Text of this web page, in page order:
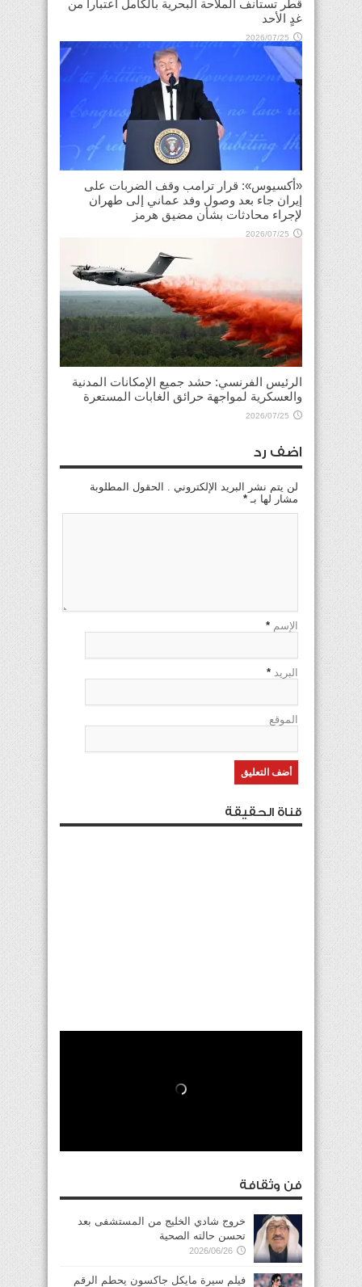
قطر تستأنف الملاحة البحرية بالكامل اعتباراً من
غدٍ الأحد
2026/07/25
«أكسيوس»: قرار ترامب وقف الضربات على
إيران جاء بعد وصول وفد عماني إلى طهران
لإجراء محادثات بشأن مضيق هرمز
2026/07/25
الرئيس الفرنسي: حشد جميع الإمكانات المدنية
والعسكرية لمواجهة حرائق الغابات المستعرة
2026/07/25
اضف رد
لن يتم نشر البريد الإلكتروني . الحقول المطلوبة
مشار لها بـ *
الإسم *
البريد *
الموقع
قناة الحقيقة
فن وثقافة
خروج شادي الخليج من المستشفى بعد
تحسن حالته الصحية
2026/06/26
فيلم سيرة مايكل جاكسون يحطم الرقم